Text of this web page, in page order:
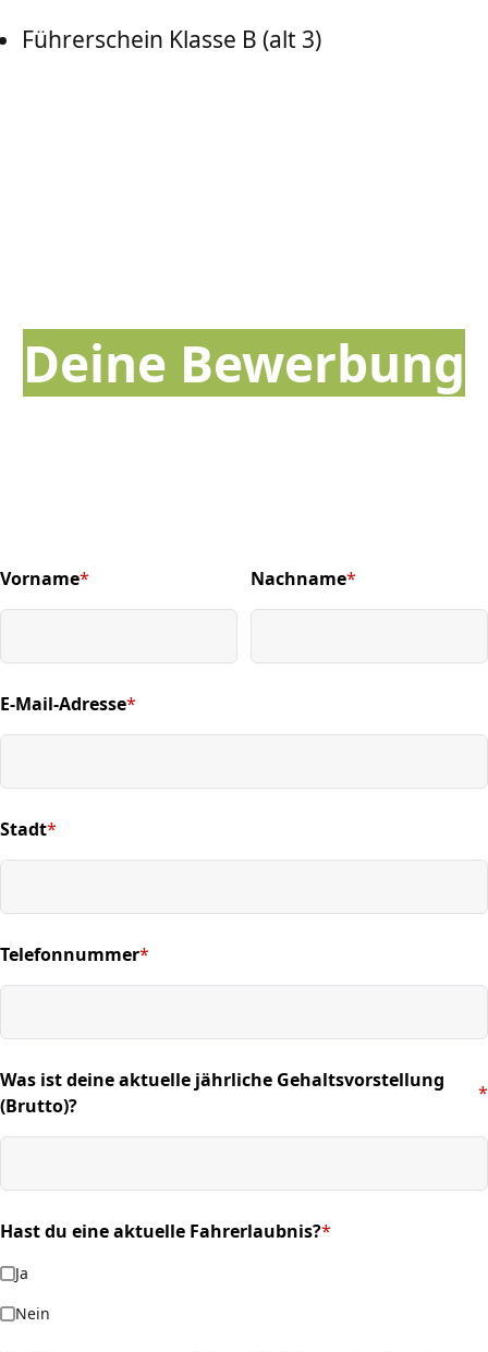
Führerschein Klasse B (alt 3)
Deine Bewerbung
Vorname*
(required) Nachname*
(required)
E-Mail-Adresse*
(required)
Stadt*
(required)
Telefonnummer*
(required)
Was ist deine aktuelle jährliche Gehaltsvorstellung
(Brutto)?
*
(required)
Hast du eine aktuelle Fahrerlaubnis?*
(required)
Ja
Nein